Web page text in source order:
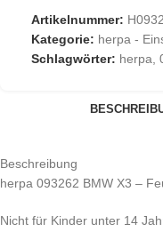
Artikelnummer:
Kategorie: herpa -
Schlagwörter: herpa,
Beschreibung
herpa 093262 BMW X3 –
Nicht für Kinder unter 14